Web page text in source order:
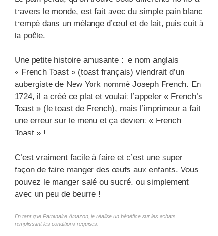
travers le monde, est fait avec du simple pain blanc
trempé dans un mélange d’œuf et de lait, puis cuit à
la poêle.
Une petite histoire amusante : le nom anglais
« French Toast » (toast français) viendrait d’un
aubergiste de New York nommé Joseph French. En
1724, il a créé ce plat et voulait l’appeler « French’s
Toast » (le toast de French), mais l’imprimeur a fait
une erreur sur le menu et ça devient « French
Toast » !
C’est vraiment facile à faire et c’est une super
façon de faire manger des œufs aux enfants. Vous
pouvez le manger salé ou sucré, ou simplement
avec un peu de beurre !
En tant que Partenaire Amazon, je réalise un bénéfice sur les achats
remplissant les conditions requises.